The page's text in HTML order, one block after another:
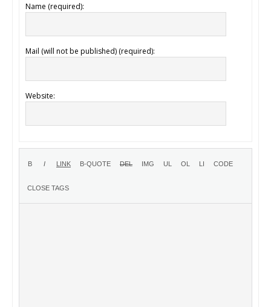
Name (required):
Mail (will not be published) (required):
Website: